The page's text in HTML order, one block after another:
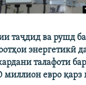
таҷдид ва рушд
энергетикӣ
талафоти
миллион евро қарз